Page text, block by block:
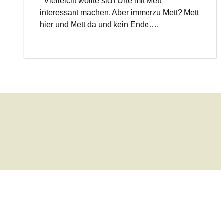
interessant machen. Aber immerzu Mett? Mett
hier und Mett da und kein Ende….